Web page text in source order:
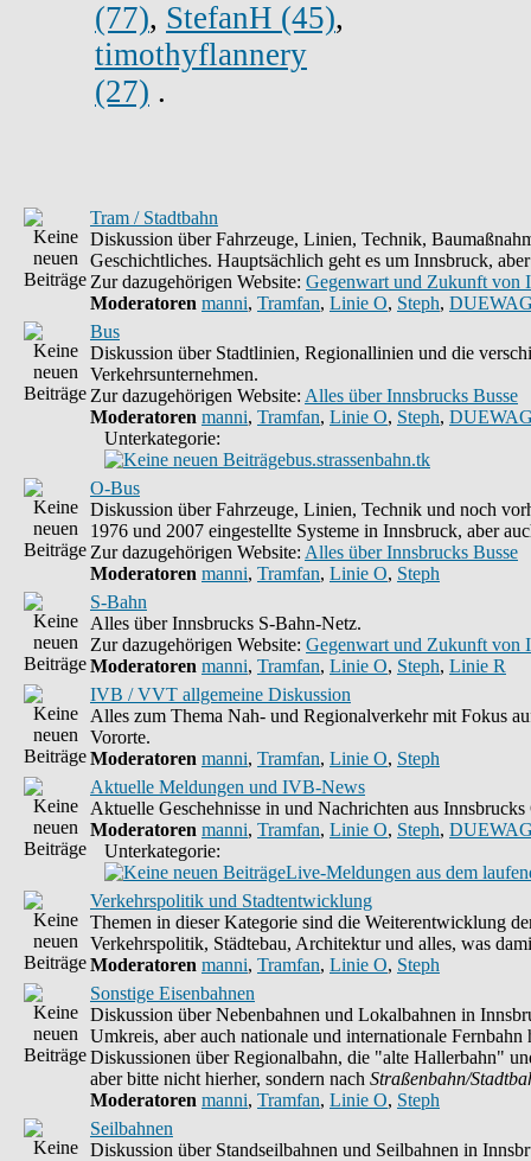
(77), StefanH (45),
timothyflannery
(27) .
Tram / Stadtbahn
Diskussion über Fahrzeuge, Linien, Technik,
Geschichtliches. Hauptsächlich geht es um Innsbruck,
Zur dazugehörigen Website: Gegenwart und Zukunft von
Moderatoren manni, Tramfan, Linie O, Steph,
Bus
Diskussion über Stadtlinien, Regionallinien und die
Verkehrsunternehmen.
Zur dazugehörigen Website: Alles über Innsbrucks Busse
Moderatoren manni, Tramfan, Linie O, Steph,
Unterkategorie:
bus.strassenbahn.tk
O-Bus
Diskussion über Fahrzeuge, Linien, Technik und noch
1976 und 2007 eingestellte Systeme in Innsbruck, aber
Zur dazugehörigen Website: Alles über Innsbrucks Busse
Moderatoren manni, Tramfan, Linie O, Steph
S-Bahn
Alles über Innsbrucks S-Bahn-Netz.
Zur dazugehörigen Website: Gegenwart und Zukunft von
Moderatoren manni, Tramfan, Linie O, Steph, Linie R
IVB / VVT allgemeine Diskussion
Alles zum Thema Nah- und Regionalverkehr mit Fokus
Vororte.
Moderatoren manni, Tramfan, Linie O, Steph
Aktuelle Meldungen und IVB-News
Aktuelle Geschehnisse in und Nachrichten aus
Moderatoren manni, Tramfan, Linie O, Steph,
Unterkategorie:
Live-Meldungen aus dem
Verkehrspolitik und Stadtentwicklung
Themen in dieser Kategorie sind die Weiterentwicklung
Verkehrspolitik, Städtebau, Architektur und alles, was
Moderatoren manni, Tramfan, Linie O, Steph
Sonstige Eisenbahnen
Diskussion über Nebenbahnen und Lokalbahnen in
Umkreis, aber auch nationale und internationale Fernbahn
Diskussionen über Regionalbahn, die "alte Hallerbahn"
aber bitte nicht hierher, sondern nach Straßenbahn/
Moderatoren manni, Tramfan, Linie O, Steph
Seilbahnen
Diskussion über Standseilbahnen und Seilbahnen in